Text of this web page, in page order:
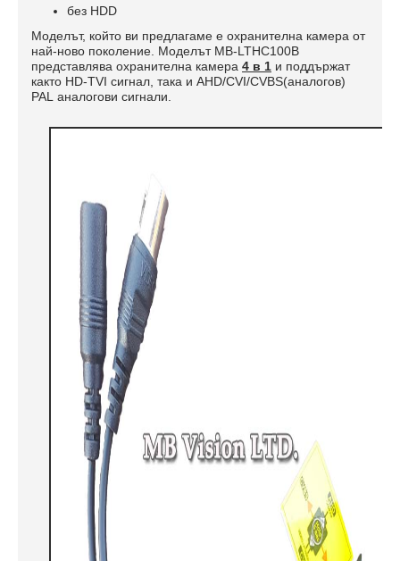
без HDD
Моделът, който ви предлагаме е охранителна камера от
най-ново поколение. Моделът MB-LTHC100B
представлява охранителна камера 4 в 1 и поддържат
както HD-TVI сигнал, така и AHD/CVI/CVBS(аналогов)
PAL аналогови сигнали.